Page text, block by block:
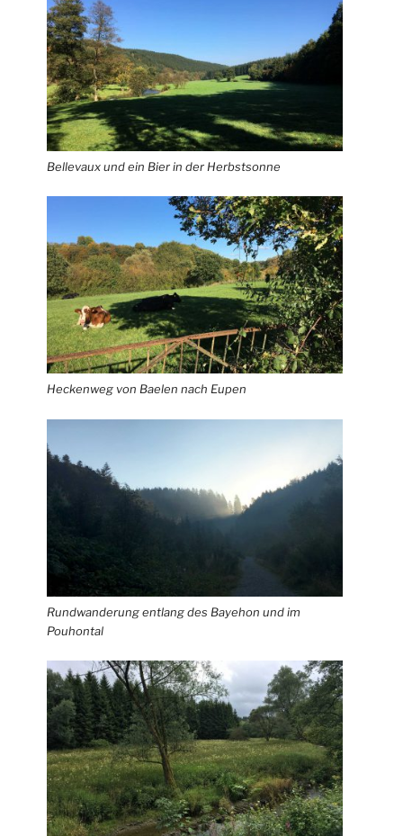
Bellevaux und ein Bier in der Herbstsonne
Heckenweg von Baelen nach Eupen
Rundwanderung entlang des Bayehon und im
Pouhontal